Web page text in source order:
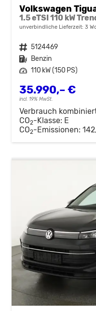
Volkswagen
unverbindliche Lieferzeit: 3
Fahrzeugnr. 5124469
Kraftstoff Benzin
Leistung 110 kW (150 PS)
35.990,– €
incl. 19% MwSt.
Verbrauch
CO2-Klasse: E
CO2-Emissionen: